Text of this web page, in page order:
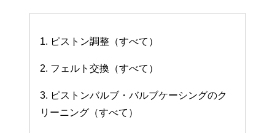
1. ピストン調整（すべて）
2. フェルト交換（すべて）
3. ピストンバルブ・バルブケーシングのク
リーニング（すべて）